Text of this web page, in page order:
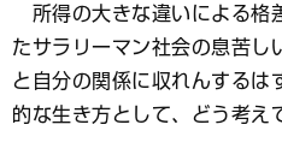
所得の大きな違いによる格
たサラリーマン社会の息苦し
と自分の関係に収れんするは
的な生き方として、どう考え